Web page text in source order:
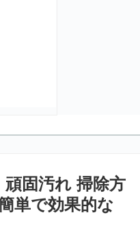
固汚れ 掃除方
単で効果的な